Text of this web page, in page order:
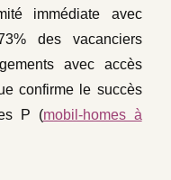
immédiate avec
des vacanciers
avec accès
confirme le succès
P (mobil-homes à